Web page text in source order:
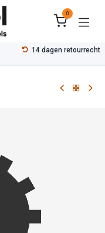
0
14 dagen retourrecht